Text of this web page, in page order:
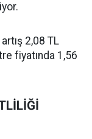
2,08 TL
fiyatında 1,56